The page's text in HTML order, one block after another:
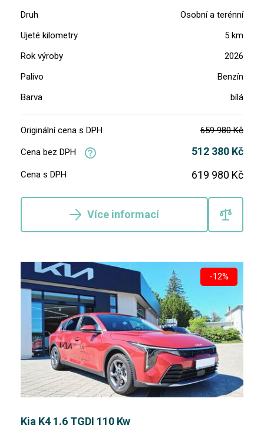
Druh
Osobní a terénní
Ujeté kilometry
5 km
Rok výroby
2026
Palivo
Benzín
Barva
bílá
Originální cena s DPH 659 980 Kč
Cena bez DPH 512 380 Kč
Cena s DPH 619 980 Kč
Více informací
-12%
Kia K4 1.6 TGDI 110 Kw